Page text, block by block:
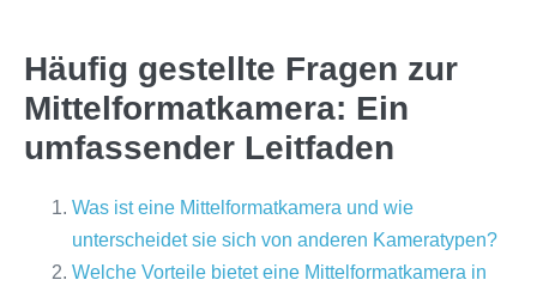
Häufig gestellte Fragen zur
Mittelformatkamera: Ein
umfassender Leitfaden
Was ist eine Mittelformatkamera und wie
unterscheidet sie sich von anderen Kameratypen?
Welche Vorteile bietet eine Mittelformatkamera in